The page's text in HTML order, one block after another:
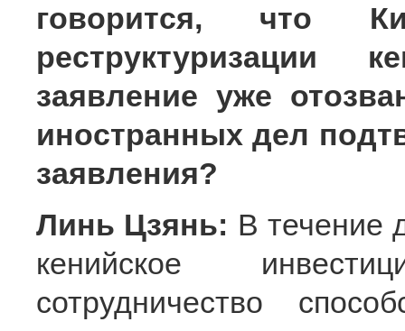
говорится, что
реструктуризации
заявление уже
иностранных дел
заявления?
Линь Цзянь: В течение
кенийское
сотрудничество